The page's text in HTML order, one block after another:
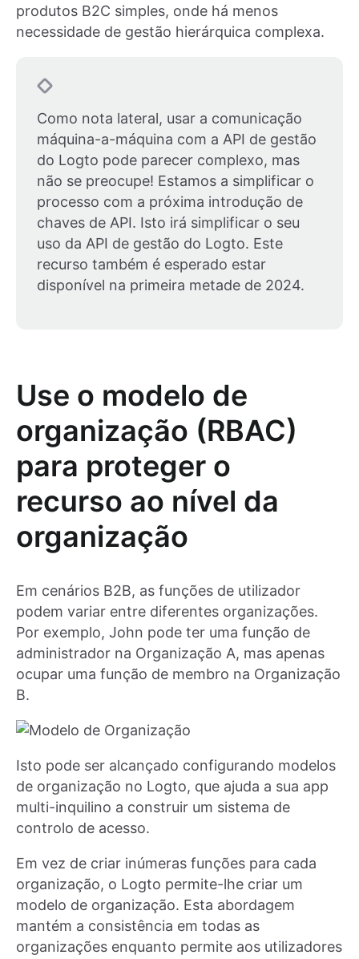
produtos B2C simples, onde há menos
necessidade de gestão hierárquica complexa.
Como nota lateral, usar a comunicação
máquina-a-máquina com a API de gestão
do Logto pode parecer complexo, mas
não se preocupe! Estamos a simplificar o
processo com a próxima introdução de
chaves de API. Isto irá simplificar o seu
uso da API de gestão do Logto. Este
recurso também é esperado estar
disponível na primeira metade de 2024.
Use o modelo de
organização (RBAC)
para proteger o
recurso ao nível da
organização
Em cenários B2B, as funções de utilizador
podem variar entre diferentes organizações.
Por exemplo, John pode ter uma função de
administrador na Organização A, mas apenas
ocupar uma função de membro na Organização
B.
Isto pode ser alcançado configurando modelos
de organização no Logto, que ajuda a sua app
multi-inquilino a construir um sistema de
controlo de acesso.
Em vez de criar inúmeras funções para cada
organização, o Logto permite-lhe criar um
modelo de organização. Esta abordagem
mantém a consistência em todas as
organizações enquanto permite aos utilizadores